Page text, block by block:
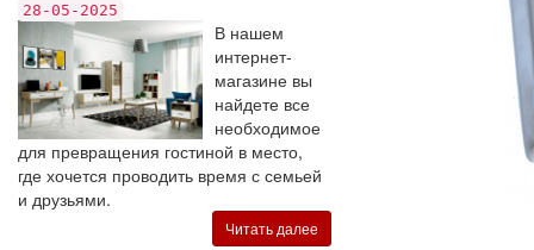
28-05-2025
В нашем
интернет-
магазине вы
найдете все
необходимое
для превращения гостиной в место,
где хочется проводить время с семьей
и друзьями.
Читать далее